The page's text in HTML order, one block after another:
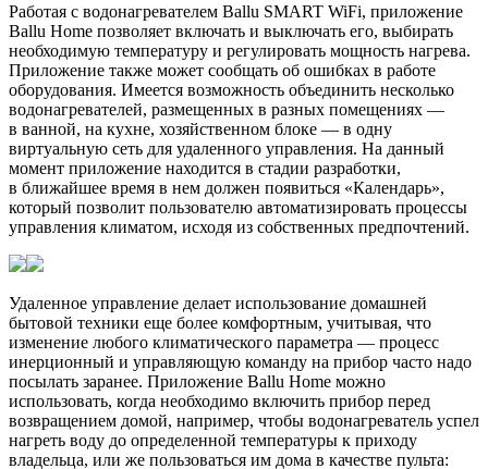
Работая с водонагревателем Ballu SMART WiFi, приложение
Ballu Home позволяет включать и выключать его, выбирать
необходимую температуру и регулировать мощность нагрева.
Приложение также может сообщать об ошибках в работе
оборудования. Имеется возможность объединить несколько
водонагревателей, размещенных в разных помещениях —
в ванной, на кухне, хозяйственном блоке — в одну
виртуальную сеть для удаленного управления. На данный
момент приложение находится в стадии разработки,
в ближайшее время в нем должен появиться «Календарь»,
который позволит пользователю автоматизировать процессы
управления климатом, исходя из собственных предпочтений.
Удаленное управление делает использование домашней
бытовой техники еще более комфортным, учитывая, что
изменение любого климатического параметра — процесс
инерционный и управляющую команду на прибор часто надо
посылать заранее. Приложение Ballu Home можно
использовать, когда необходимо включить прибор перед
возвращением домой, например, чтобы водонагреватель успел
нагреть воду до определенной температуры к приходу
владельца, или же пользоваться им дома в качестве пульта: